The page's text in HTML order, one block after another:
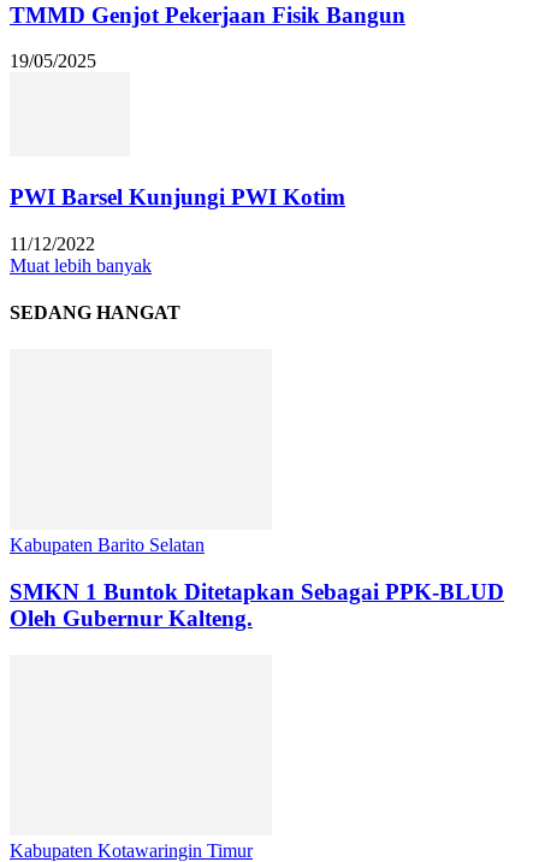
TMMD Genjot Pekerjaan Fisik Bangun
19/05/2025
PWI Barsel Kunjungi PWI Kotim
11/12/2022
Muat lebih banyak
SEDANG HANGAT
Kabupaten Barito Selatan
SMKN 1 Buntok Ditetapkan Sebagai PPK-BLUD
Oleh Gubernur Kalteng.
Kabupaten Kotawaringin Timur